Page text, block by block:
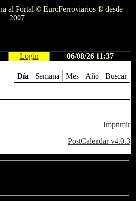
al Portal © EuroFerroviarios ® desde
2007
Login 06/08/26 11:37
Día Semana Mes Año Buscar
Imprimir
PostCalendar v4.0.3